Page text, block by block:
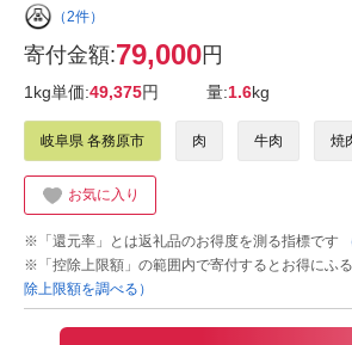
（2件）
寄付金額:79,000円
1kg単価:49,375円 量:1.6kg
岐阜県 各務原市 肉 牛肉 焼
お気に入り
※「還元率」とは返礼品のお得度を測る指標です
※「控除上限額」の範囲内で寄付するとお得にふ
除上限額を調べる）